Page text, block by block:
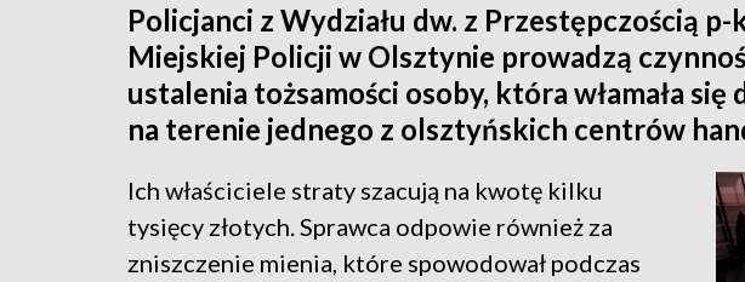
Policjanci z Wydziału dw. z Przestępczością
Miejskiej Policji w Olsztynie prowadzą
ustalenia tożsamości osoby, która włamała
na terenie jednego z olsztyńskich centrów
Ich właściciele straty szacują na kwotę kilku
tysięcy złotych. Sprawca odpowie również za
zniszczenie mienia, które spowodował podczas